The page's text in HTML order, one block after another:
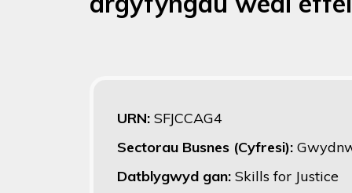
URN: SFJCCAG4
Sectorau Busnes (Cyfresi):
Datblygwyd gan: Skills for Justice